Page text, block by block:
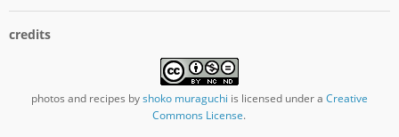
credits
photos and recipes byshoko muraguchi is licensed under a Creative
Commons License.